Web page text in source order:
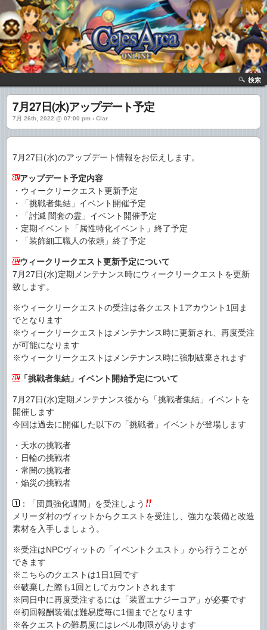
検索
7月27日(水)アップデート予定
7月 26th, 2022 @ 07:00 pm › Clar
7月27日(水)のアップデート情報をお伝えします。
アップデート予定内容
・ウィークリークエスト更新予定
・「挑戦者集結」イベント開催予定
・「討滅 闇套の霊」イベント開催予定
・定期イベント「属性特化イベント」終了予定
・「装飾細工職人の依頼」終了予定
ウィークリークエスト更新予定について
7月27日(水)定期メンテナンス時にウィークリークエストを更新
致します。
※ウィークリークエストの受注は各クエスト1アカウント1回ま
でとなります
※ウィークリークエストはメンテナンス時に更新され、再度受注
が可能になります
※ウィークリークエストはメンテナンス時に強制破棄されます
「挑戦者集結」イベント開始予定について
7月27日(水)定期メンテナンス後から「挑戦者集結」イベントを
開催します
今回は過去に開催した以下の「挑戦者」イベントが登場します
・天水の挑戦者
・日輪の挑戦者
・常闇の挑戦者
・焔災の挑戦者
：「団員強化週間」を受注しよう
メリーダ村のヴィットからクエストを受注し、強力な装備と改造
素材を入手しましょう。
※受注はNPCヴィットの「イベントクエスト」から行うことが
できます
※こちらのクエストは1日1回です
※破棄した際も1回としてカウントされます
※同日中に再度受注するには「装置エナジーコア」が必要です
※初回報酬装備は難易度毎に1個までとなります
※各クエストの難易度にはレベル制限があります